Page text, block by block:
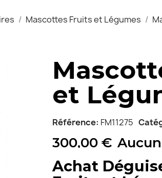
Mascottes Fruits et Légumes
et
Référence FM11275
300,00 €
Achat